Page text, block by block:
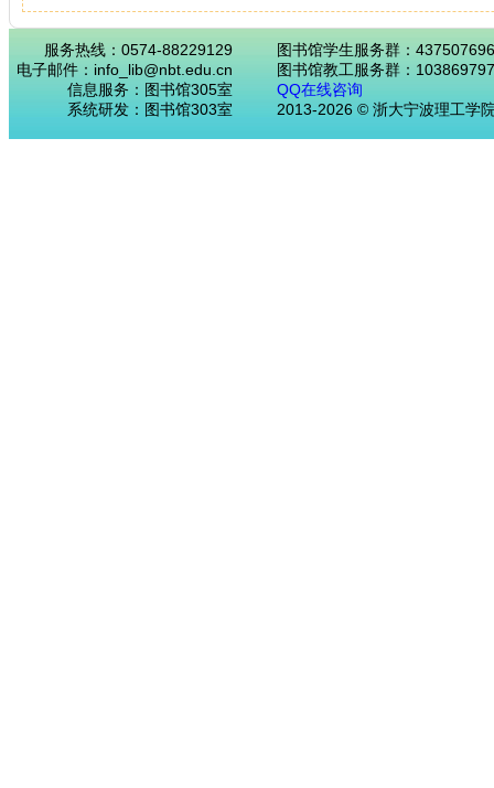
服务热线：0574-88229129
电子邮件：info_lib@nbt.edu.cn
信息服务：图书馆305室
系统研发：图书馆303室
图书馆学生服务群：437507696
图书馆教工服务群：
QQ在线咨询
2013-2026 © 浙大宁波理工学